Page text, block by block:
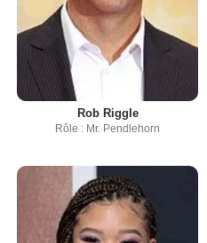
Rob Riggle
Rôle : Mr. Pendlehorn